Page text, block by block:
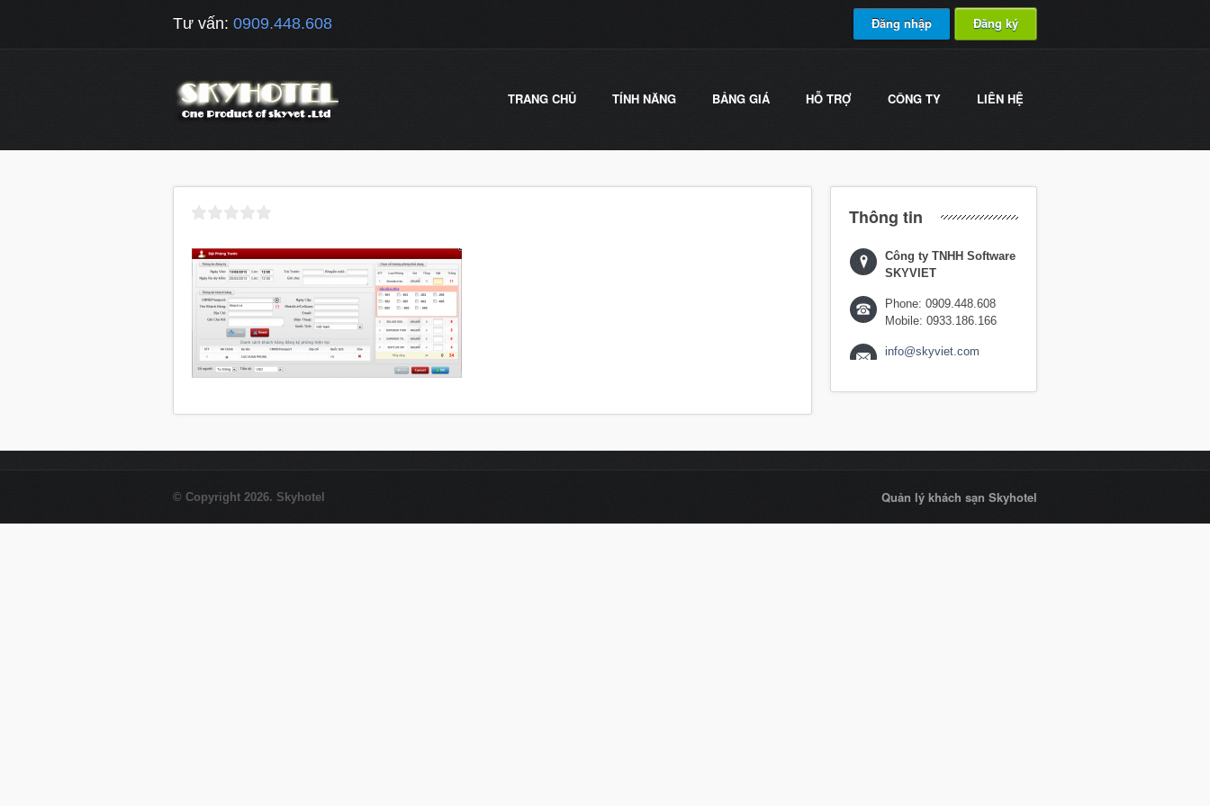
Tư vấn: 0909.448.608 Đăng nhập Đăng ký
TRANG CHỦ TÍNH NĂNG BẢNG GIÁ HỖ TRỢ CÔNG TY LIÊN HỆ
Thông tin
Công ty TNHH Software
SKYVIET
Phone: 0909.448.608
Mobile: 0933.186.166
info@skyviet.com
© Copyright 2026. Skyhotel Quản lý khách sạn Skyhotel